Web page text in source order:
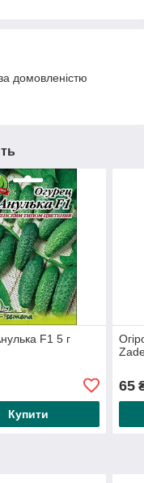
домовленістю
F1 5 г
Купити
65